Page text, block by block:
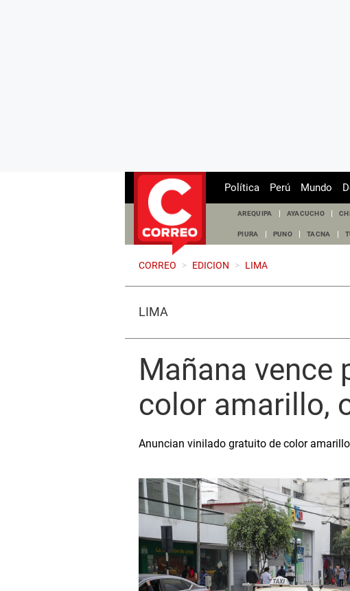
Política Perú Mundo
AREQUIPA AYACUCHO
PIURA PUNO TACNA
CORREO > EDICION > LIMA
LIMA
Mañana vence
color amarillo,
Anuncian vinilado gratuito de color